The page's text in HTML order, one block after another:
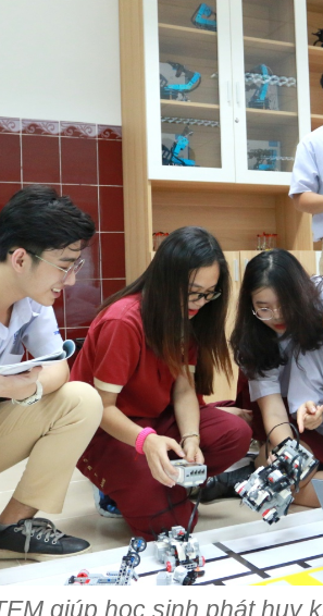
giúp học sinh phát huy